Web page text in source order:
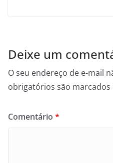
Deixe um
O seu endereço de e-mail
obrigatórios são marcados
Comentário *